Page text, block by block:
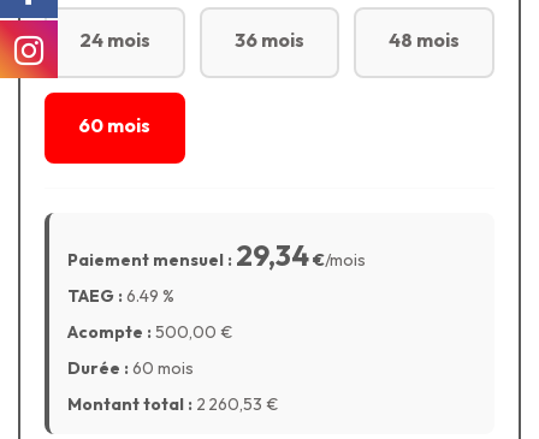
24 mois 36 mois 48 mois
60 mois
Paiement mensuel : 29,34€/mois
TAEG :6.49 %
Acompte :500,00 €
Durée :60 mois
Montant total : 2 260,53 €